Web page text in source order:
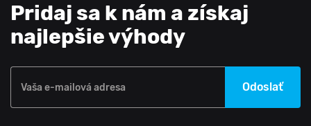
Pridaj sa k nám a získaj
najlepšie výhody
Vaša e-mailová adresa Odoslať